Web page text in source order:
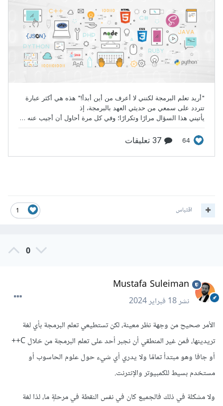
1 اقتباس
0
Mustafa Suleiman
نشر18 فبراير 2024
الأمر صحيح من وجهة نظر معينة، لكن تستطيعي تعلم البرمجة بأي لغة
تريدينها، فمن غير المنطقي أن نجبر أحد على تعلم البرمجة من خلال C++
أو جافا وهو مبتدأ تمامًا ولا يدري أي شيء حول علوم الحاسوب أو
مستخدم بسيط للكمبيوتر والإنترنت.
ولا مشكلة في ذلك فالجميع كان في نفس النقطة في مرحلةٍ ما، لذا لغة